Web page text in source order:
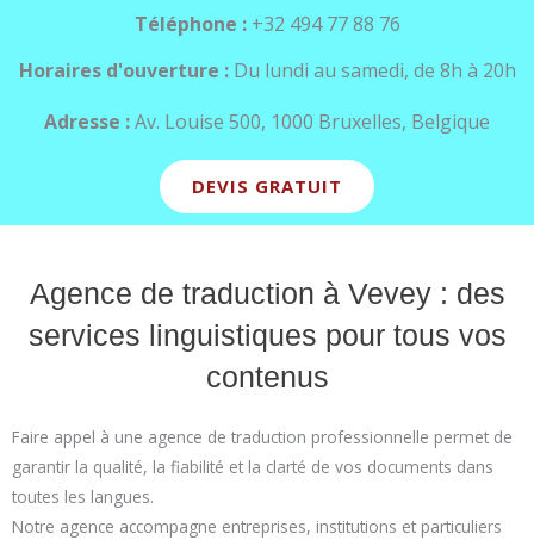
Téléphone :+32 494 77 88 76
Horaires d'ouverture : Du lundi au samedi, de 8h à 20h
Adresse :Av. Louise 500, 1000 Bruxelles, Belgique
DEVIS GRATUIT
Agence de traduction à Vevey : des
services linguistiques pour tous vos
contenus
Faire appel à une agence de traduction professionnelle permet de
garantir la qualité, la fiabilité et la clarté de vos documents dans
toutes les langues.
Notre agence accompagne entreprises, institutions et particuliers